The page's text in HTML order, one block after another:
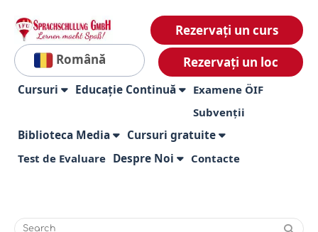
Română
Rezervați un curs
Rezervați un loc
Cursuri Educație Continuă
Examene ÖIF
Subvenții
Biblioteca Media Cursuri gratuite
Test de Evaluare Despre Noi Contacte